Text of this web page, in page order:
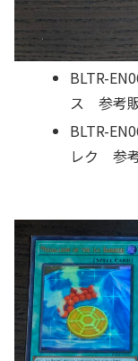
BLTR-
ス 参考
BLTR-
レク 参